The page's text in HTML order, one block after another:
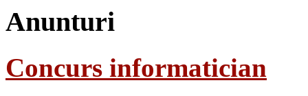
Anunturi
Concurs informatician